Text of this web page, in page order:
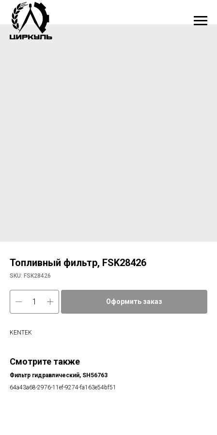
Топливный фильтр, FSK28426
SKU: FSK28426
Оформить заказ
KENTEK
Смотрите также
Фильтр гидравлический, SH56763
64a43a68-2976-11ef-9274-fa163e54bf51